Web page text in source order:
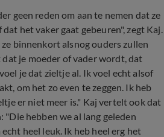
geen reden om aan te nemen dat ze
het vaker gaat gebeuren", zegt Kaj.
binnenkort alsnog ouders zullen
je moeder of vader wordt, dat
je dat zieltje al. Ik voel echt alsof
om het zo even te zeggen. Ik heb
er niet meer is." Kaj vertelt ook dat
"Die hebben we al lang geleden
heel leuk. Ik heb heel erg het